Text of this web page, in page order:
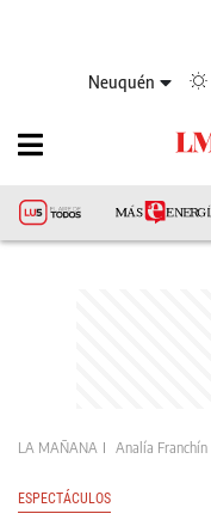
Neuquén
LA MAÑANA Analía Franchín
ESPECTÁCULOS